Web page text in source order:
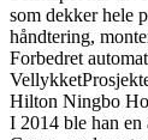
som dekker hele
håndtering,
Forbedret
Vellykket
Hilton Ningbo
I 2014 ble han